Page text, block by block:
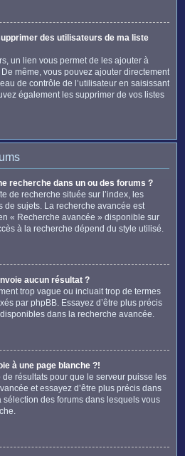
des utilisateurs de ma liste
un lien vous permet de les ajouter à
De même, vous pouvez ajouter directement
de contrôle de l’utilisateur en saisissant
également les supprimer de vos listes
recherche dans un ou des forums ?
de recherche située sur l’index, les
de sujets. La recherche avancée est
« Recherche avancée » disponible sur
à la recherche dépend du style utilisé.
aucun résultat ?
trop vague ou incluait trop de termes
par phpBB. Essayez d’être plus précis
dans la recherche avancée.
à une page blanche ?!
résultats pour que le serveur puisse les
et essayez d’être plus précis dans
sélection des forums dans lesquels vous